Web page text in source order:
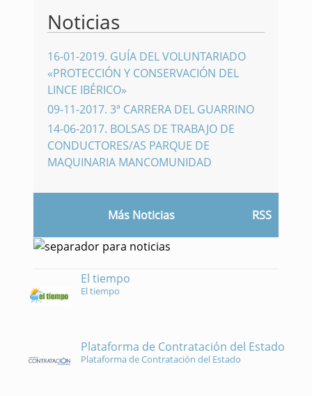
Noticias
16-01-2019. GUÍA DEL VOLUNTARIADO
«PROTECCIÓN Y CONSERVACIÓN DEL
LINCE IBÉRICO»
09-11-2017. 3ª CARRERA DEL GUARRINO
14-06-2017. BOLSAS DE TRABAJO DE
CONDUCTORES/AS PARQUE DE
MAQUINARIA MANCOMUNIDAD
Más Noticias RSS
El tiempo
El tiempo
Plataforma de Contratación del Estado
Plataforma de Contratación del Estado